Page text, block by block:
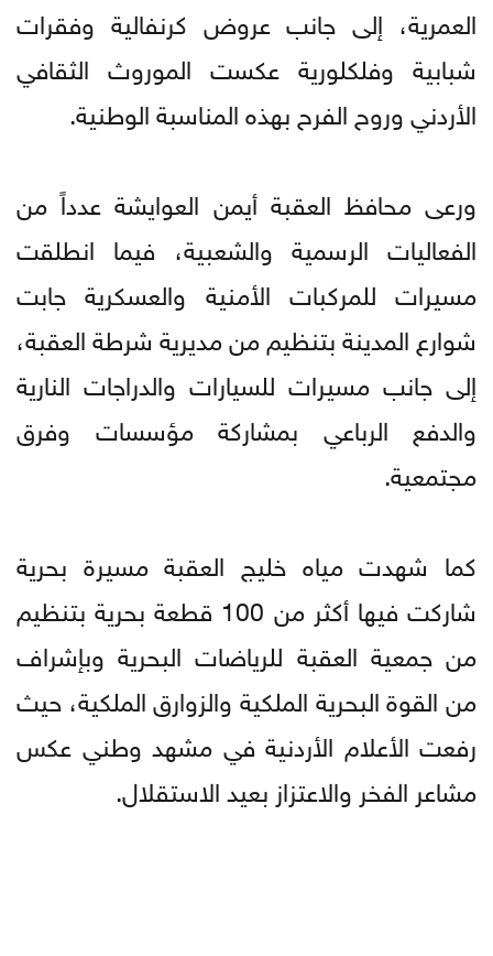
العمرية، إلى جانب عروض كرنفالية وفقرات
شبابية وفلكلورية عكست الموروث الثقافي
الأردني وروح الفرح بهذه المناسبة الوطنية.
ورعى محافظ العقبة أيمن العوايشة عدداً من
الفعاليات الرسمية والشعبية، فيما انطلقت
مسيرات للمركبات الأمنية والعسكرية جابت
شوارع المدينة بتنظيم من مديرية شرطة العقبة،
إلى جانب مسيرات للسيارات والدراجات النارية
والدفع الرباعي بمشاركة مؤسسات وفرق
مجتمعية.
كما شهدت مياه خليج العقبة مسيرة بحرية
شاركت فيها أكثر من 100 قطعة بحرية بتنظيم
من جمعية العقبة للرياضات البحرية وبإشراف
من القوة البحرية الملكية والزوارق الملكية، حيث
رفعت الأعلام الأردنية في مشهد وطني عكس
مشاعر الفخر والاعتزاز بعيد الاستقلال.